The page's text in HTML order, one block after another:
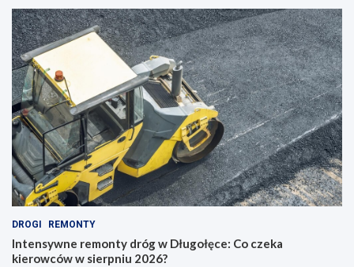
DROGI REMONTY
Intensywne remonty dróg w Długołęce: Co czeka
kierowców w sierpniu 2026?